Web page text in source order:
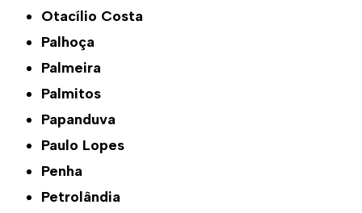
Otacílio Costa
Palhoça
Palmeira
Palmitos
Papanduva
Paulo Lopes
Penha
Petrolândia